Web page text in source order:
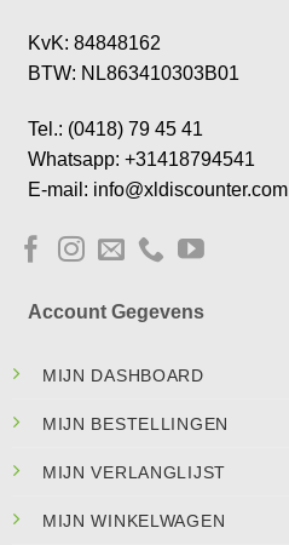
KvK: 84848162
BTW: NL863410303B01
Tel.: (0418) 79 45 41
Whatsapp: +31418794541
E-mail: info@xldiscounter.com
Account Gegevens
MIJN DASHBOARD
MIJN BESTELLINGEN
MIJN VERLANGLIJST
MIJN WINKELWAGEN